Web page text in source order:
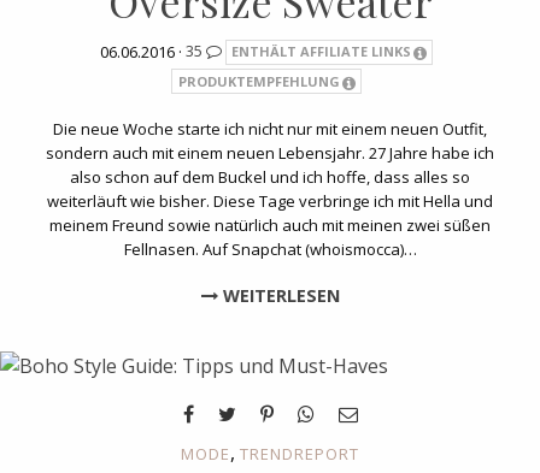
06.06.2016 · 35
ENTHÄLT AFFILIATE LINKS
PRODUKTEMPFEHLUNG
Die neue Woche starte ich nicht nur mit einem neuen Outfit,
sondern auch mit einem neuen Lebensjahr. 27 Jahre habe ich
also schon auf dem Buckel und ich hoffe, dass alles so
weiterläuft wie bisher. Diese Tage verbringe ich mit Hella und
meinem Freund sowie natürlich auch mit meinen zwei süßen
Fellnasen. Auf Snapchat (whoismocca)…
WEITERLESEN
MODE, TRENDREPORT